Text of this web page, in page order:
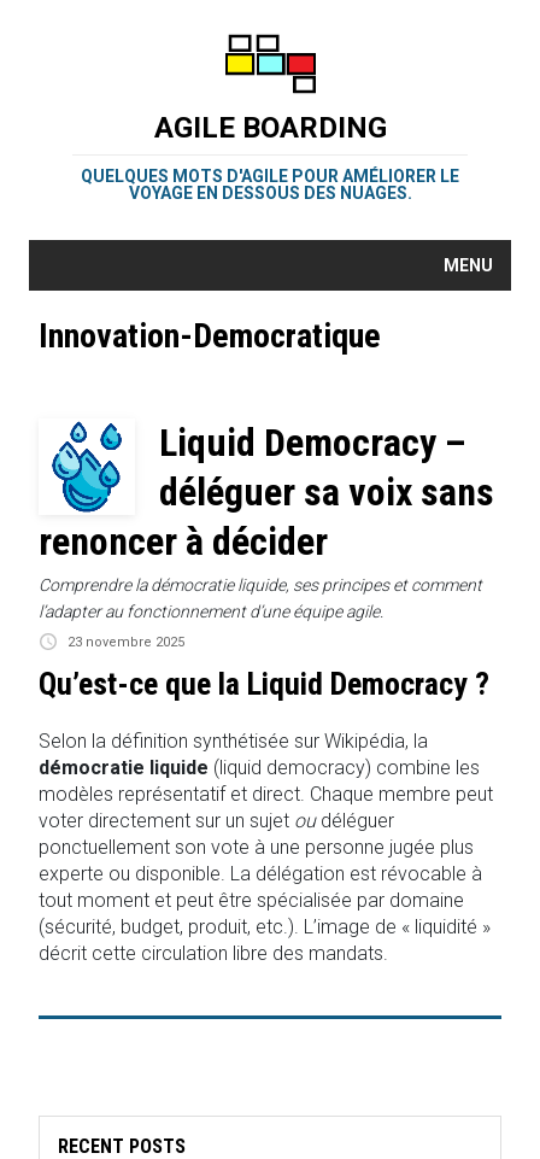
AGILE BOARDING
QUELQUES MOTS D'AGILE POUR AMÉLIORER LE
VOYAGE EN DESSOUS DES NUAGES.
MENU
Innovation-Democratique
Liquid Democracy –
déléguer sa voix sans
renoncer à décider
Comprendre la démocratie liquide, ses principes et comment
l’adapter au fonctionnement d’une équipe agile.
23 novembre 2025
Qu’est-ce que la Liquid Democracy ?
Selon la définition synthétisée sur Wikipédia, la
démocratie liquide (liquid democracy) combine les
modèles représentatif et direct. Chaque membre peut
voter directement sur un sujet oudéléguer
ponctuellement son vote à une personne jugée plus
experte ou disponible. La délégation est révocable à
tout moment et peut être spécialisée par domaine
(sécurité, budget, produit, etc.). L’image de « liquidité »
décrit cette circulation libre des mandats.
RECENT POSTS